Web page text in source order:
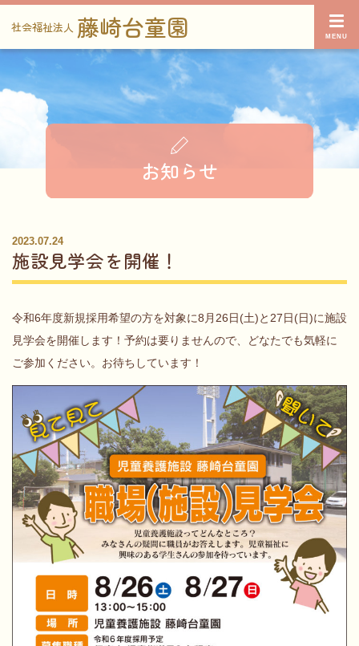
社会福祉法人 藤崎台童園
お知らせ
2023.07.24
施設見学会を開催！
令和6年度新規採用希望の方を対象に8月26日(土)と27日(日)に施設
見学会を開催します！予約は要りませんので、どなたでも気軽に
ご参加ください。お待ちしています！